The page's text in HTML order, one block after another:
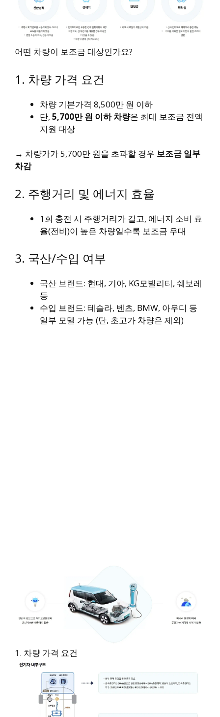
어떤 차량이 보조금 대상인가요?
1. 차량 가격 요건
차량 기본가격 8,500만 원 이하
단, 5,700만 원 이하 차량은 최대 보조금 전액
지원 대상
→ 차량가가 5,700만 원을 초과할 경우 보조금 일부
차감
2. 주행거리 및 에너지 효율
1회 충전 시 주행거리가 길고, 에너지 소비 효
율(전비)이 높은 차량일수록 보조금 우대
3. 국산/수입 여부
국산 브랜드: 현대, 기아, KG모빌리티, 쉐보레
등
수입 브랜드: 테슬라, 벤츠, BMW, 아우디 등
일부 모델 가능 (단, 초고가 차량은 제외)
1. 차량 가격 요건